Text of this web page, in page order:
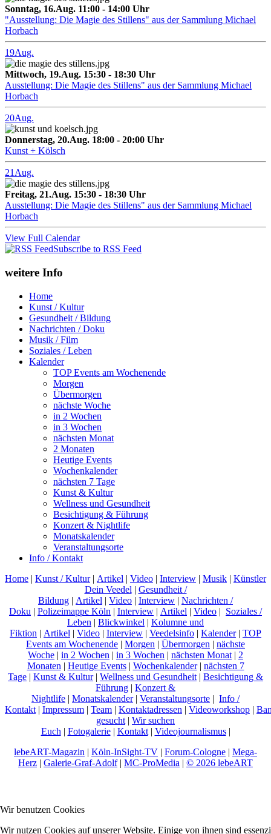
Sonntag, 16.Aug. 11:00 - 14:00 Uhr
"Ausstellung: Die Magie des Stillens" aus der Sammlung Michael
Horbach
19Aug.
Mittwoch, 19.Aug. 15:30 - 18:30 Uhr
Ausstellung: Die Magie des Stillens" aus der Sammlung Michael
Horbach
20Aug.
Donnerstag, 20.Aug. 18:00 - 20:00 Uhr
Kunst + Kölsch
21 Aug.
Freitag, 21.Aug. 15:30 - 18:30 Uhr
Ausstellung: Die Magie des Stillens" aus der Sammlung Michael
Horbach
View Full Calendar
Subscribe to RSS Feed
weitere Info
Home
Kunst / Kultur
Gesundheit / Bildung
Nachrichten / Doku
Musik / Film
Soziales / Leben
Kalender
TOP Events am Wochenende
Morgen
Übermorgen
nächste Woche
in 2 Wochen
in 3 Wochen
nächsten Monat
2 Monaten
Heutige Events
Wochenkalender
nächsten 7 Tage
Kunst & Kultur
Wellness und Gesundheit
Besichtigung & Führung
Konzert & Nightlife
Monatskalender
Veranstaltungsorte
Info / Kontakt
Home | Kunst / Kultur| Artikel | Video | Interview | Musik | Künstler
Dein Veedel | Gesundheit /
Bildung | Artikel | Video | Interview | Nachrichten /
Doku | Polizeimappe Köln | Interview | Artikel | Video | Soziales /
Leben | Blickwinkel | Kolumne und
Fiktion | Artikel | Video | Interview | Veedelsinfo | Kalender| TOP
Events am Wochenende | Morgen | Übermorgen | nächste
Woche | in 2 Wochen | in 3 Wochen | nächsten Monat | 2
Monaten | Heutige Events| Wochenkalender| nächsten 7
Tage | Kunst & Kultur| Wellness und Gesundheit | Besichtigung &
Führung | Konzert &
Nightlife | Monatskalender| Veranstaltungsorte | Info /
Kontakt | Impressum | Team | Kontaktadressen | Videoworkshop |
gesucht | Wir suchen
Euch | Fotogalerie| Kontakt| Videojournalismus|
lebeART-Magazin | Köln-InSight-TV | Forum-Cologne | Mega-
Herz | Galerie-Graf-Adolf| MC-ProMedia | © 2026 lebeART
Wir benutzen Cookies
Wir nutzen Cookies auf unserer Website. Einige von ihnen sind